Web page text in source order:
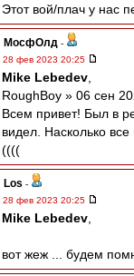
Этот вой/плач у нас
МосфОлд -
28 фев 2023 20:25
Mike Lebedev
RoughBoy » 06 сен
Всем привет! Был в
видел. Насколько все
((((
Los -
28 фев 2023 20:25
Mike Lebedev
вот жеж ... будем